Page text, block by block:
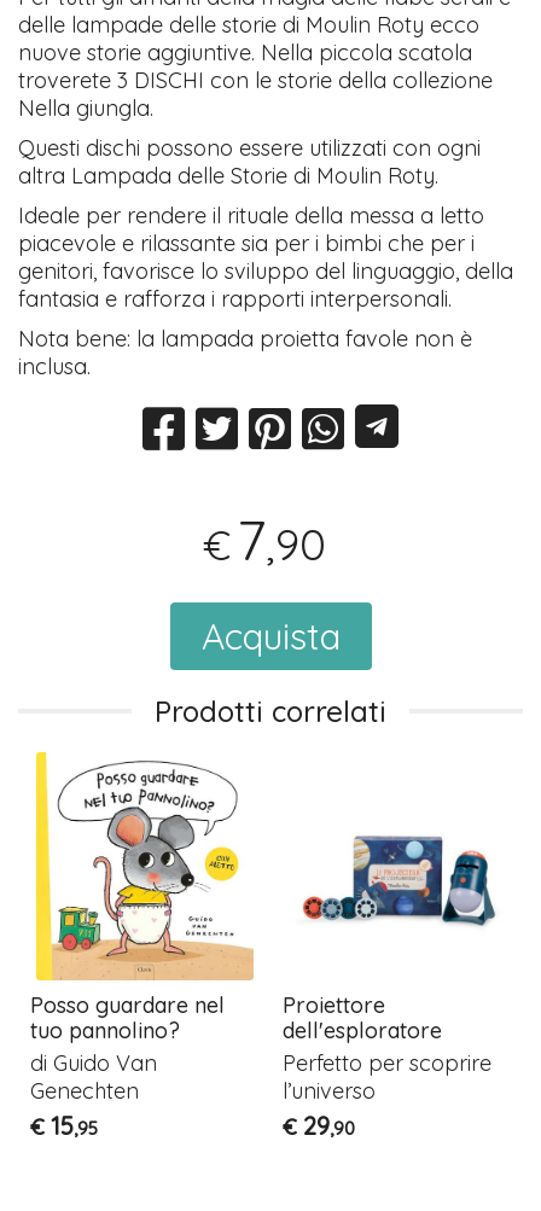
delle lampade delle storie di Moulin Roty ecco
nuove storie aggiuntive. Nella piccola scatola
troverete 3 DISCHI con le storie della collezione
Nella giungla.
Questi dischi possono essere utilizzati con ogni
altra Lampada delle Storie di Moulin Roty.
Ideale per rendere il rituale della messa a letto
piacevole e rilassante sia per i bimbi che per i
genitori, favorisce lo sviluppo del linguaggio, della
fantasia e rafforza i rapporti interpersonali.
Nota bene: la lampada proietta favole non è
inclusa.
€ 7,90
Acquista
Prodotti correlati
Posso guardare nel
tuo pannolino?
di Guido Van
Genechten
€ 15,95
Proiettore
dell'esploratore
Perfetto per scoprire
l’universo
€ 29,90